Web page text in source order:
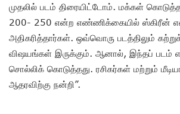
முதலில் படம் திரையிட்டோம். மக்கள் கொடுத்த
200- 250 என்ற எண்ணிக்கையில் ஸ்கிரீன்
அதிகரித்தார்கள். ஒவ்வொரு படத்திலும்
விஷயங்கள் இருக்கும். ஆனால், இந்தப் படம்
சொல்லிக் கொடுத்தது. ரசிகர்கள் மற்றும்
ஆதரவிற்கு நன்றி”.